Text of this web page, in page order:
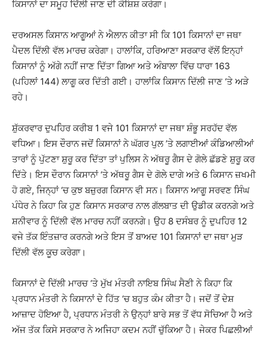
ਕਿਸਾਨਾਂ ਦਾ ਸਮੂਹ ਦਿੱਲੀ ਜਾਣ ਦੀ ਕੋਸ਼ਿਸ਼ ਕਰੇਗਾ।
ਦਰਅਸਲ ਕਿਸਾਨ ਆਗੂਆਂ ਨੇ ਐਲਾਨ ਕੀਤਾ ਸੀ ਕਿ 101 ਕਿਸਾਨਾਂ ਦਾ ਜਥਾ
ਪੈਦਲ ਦਿੱਲੀ ਵੱਲ ਮਾਰਚ ਕਰੇਗਾ। ਹਾਲਾਂਕਿ, ਹਰਿਆਣਾ ਸਰਕਾਰ ਵੱਲੋਂ ਇਨ੍ਹਾਂ
ਕਿਸਾਨਾਂ ਨੂੰ ਅੱਗੇ ਨਹੀਂ ਜਾਣ ਦਿੱਤਾ ਗਿਆ ਅਤੇ ਅੰਬਾਲਾ ਵਿੱਚ ਧਾਰਾ 163
(ਪਹਿਲਾਂ 144) ਲਾਗੂ ਕਰ ਦਿੱਤੀ ਗਈ। ਹਾਲਾਂਕਿ ਕਿਸਾਨ ਦਿੱਲੀ ਜਾਣ ‘ਤੇ ਅੜੇ
ਰਹੇ।
ਸ਼ੁੱਕਰਵਾਰ ਦੁਪਹਿਰ ਕਰੀਬ 1 ਵਜੇ 101 ਕਿਸਾਨਾਂ ਦਾ ਜਥਾ ਸ਼ੰਭੂ ਸਰਹੱਦ ਵੱਲ
ਵਧਿਆ। ਇਸ ਦੌਰਾਨ ਜਦੋਂ ਕਿਸਾਨਾਂ ਨੇ ਘੱਗਰ ਪੁਲ ’ਤੇ ਲਗਾਈਆਂ ਕੰਡਿਆਲੀਆਂ
ਤਾਰਾਂ ਨੂੰ ਪੁੱਟਣਾ ਸ਼ੁਰੂ ਕਰ ਦਿੱਤਾ ਤਾਂ ਪੁਲਿਸ ਨੇ ਅੱਥਰੂ ਗੈਸ ਦੇ ਗੋਲੇ ਛੱਡਣੇ ਸ਼ੁਰੂ ਕਰ
ਦਿੱਤੇ। ਇਸ ਦੌਰਾਨ ਕਿਸਾਨਾਂ ‘ਤੇ ਅੱਥਰੂ ਗੈਸ ਦੇ ਗੋਲੇ ਦਾਗੇ ਅਤੇ 6 ਕਿਸਾਨ ਜ਼ਖਮੀ
ਹੋ ਗਏ, ਜਿਨ੍ਹਾਂ ‘ਚ ਕੁਝ ਬਜ਼ੁਰਗ ਕਿਸਾਨ ਵੀ ਸਨ। ਕਿਸਾਨ ਆਗੂ ਸਰਵਣ ਸਿੰਘ
ਪੰਧੇਰ ਨੇ ਕਿਹਾ ਕਿ ਹੁਣ ਕਿਸਾਨ ਸਰਕਾਰ ਨਾਲ ਗੱਲਬਾਤ ਦੀ ਉਡੀਕ ਕਰਨਗੇ ਅਤੇ
ਸ਼ਨੀਵਾਰ ਨੂੰ ਦਿੱਲੀ ਵੱਲ ਮਾਰਚ ਨਹੀਂ ਕਰਨਗੇ। ਉਹ 8 ਦਸੰਬਰ ਨੂੰ ਦੁਪਹਿਰ 12
ਵਜੇ ਤੱਕ ਇੰਤਜ਼ਾਰ ਕਰਨਗੇ ਅਤੇ ਇਸ ਤੋਂ ਬਾਅਦ 101 ਕਿਸਾਨਾਂ ਦਾ ਜਥਾ ਮੁੜ
ਦਿੱਲੀ ਵੱਲ ਕੂਚ ਕਰੇਗਾ।
ਕਿਸਾਨਾਂ ਦੇ ਦਿੱਲੀ ਮਾਰਚ ‘ਤੇ ਮੁੱਖ ਮੰਤਰੀ ਨਾਇਬ ਸਿੰਘ ਸੈਣੀ ਨੇ ਕਿਹਾ ਕਿ
ਪ੍ਰਧਾਨ ਮੰਤਰੀ ਨੇ ਕਿਸਾਨਾਂ ਦੇ ਹਿੱਤ ‘ਚ ਬਹੁਤ ਕੰਮ ਕੀਤਾ ਹੈ। ਜਦੋਂ ਤੋਂ ਦੇਸ਼
ਆਜ਼ਾਦ ਹੋਇਆ ਹੈ, ਪ੍ਰਧਾਨ ਮੰਤਰੀ ਨੇ ਉਨ੍ਹਾਂ ਬਾਰੇ ਸਭ ਤੋਂ ਵੱਧ ਸੋਚਿਆ ਹੈ ਅਤੇ
ਅੱਜ ਤੱਕ ਕਿਸੇ ਸਰਕਾਰ ਨੇ ਅਜਿਹਾ ਕਦਮ ਨਹੀਂ ਚੁੱਕਿਆ ਹੈ। ਜੇਕਰ ਪਿਛਲੀਆਂ